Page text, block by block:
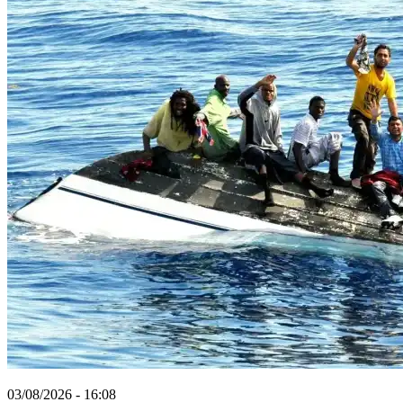
03/08/2026 - 16:08